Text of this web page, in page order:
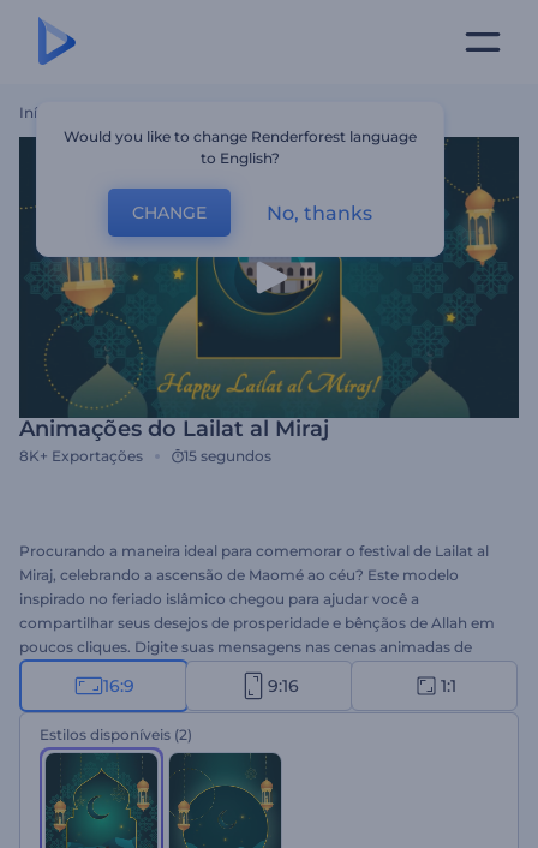
Início
Animações do Lailat al Miraj
8K+ Exportações 15 segundos
Procurando a maneira ideal para comemorar o festival de Lailat al
Miraj, celebrando a ascensão de Maomé ao céu? Este modelo
inspirado no feriado islâmico chegou para ajudar você a
compartilhar seus desejos de prosperidade e bênçãos de Allah em
poucos cliques. Digite suas mensagens nas cenas animadas de
Lailat al Miraj, faça o upload do seu logotipo e aguarde alguns
minutos para criar um vídeo de celebrção. Perfeito para
comemorações do Lailat al Miraj, introduções de feriado, convites
de festas e muito mais. Experimente agora!
16:9 9:16 1:1
Estilos disponíveis (2)
Would you like to change Renderforest language
to English?
CHANGE No, thanks